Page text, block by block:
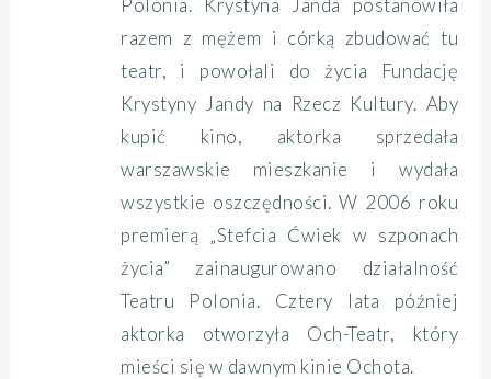
Polonia. Krystyna Janda postanowiła
razem z mężem i córką zbudować tu
teatr, i powołali do życia Fundację
Krystyny Jandy na Rzecz Kultury. Aby
kupić kino, aktorka sprzedała
warszawskie mieszkanie i wydała
wszystkie oszczędności. W 2006 roku
premierą „Stefcia Ćwiek w szponach
życia” zainaugurowano działalność
Teatru Polonia. Cztery lata później
aktorka otworzyła Och-Teatr, który
mieści się w dawnym kinie Ochota.